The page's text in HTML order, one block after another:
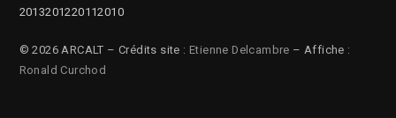
2013201220112010
© 2026 ARCALT – Crédits site : Etienne Delcambre – Affiche :
Ronald Curchod